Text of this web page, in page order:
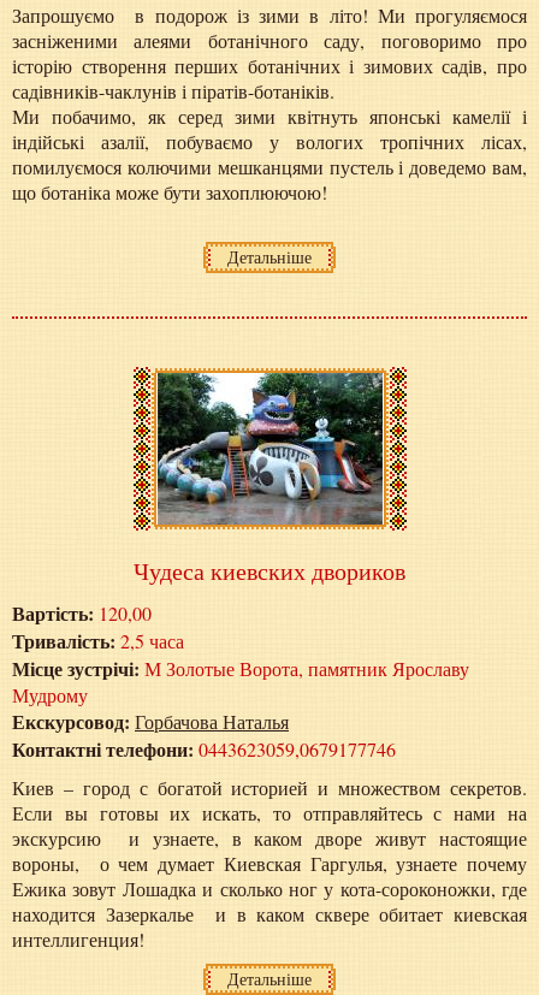
Запрошуємо в подорож із зими в літо! Ми прогуляємося
засніженими алеями ботанічного саду, поговоримо про
історію створення перших ботанічних і зимових садів, про
садівників-чаклунів і піратів-ботаніків.
Ми побачимо, як серед зими квітнуть японські камелії і
індійські азалії, побуваємо у вологих тропічних лісах,
помилуємося колючими мешканцями пустель і доведемо вам,
що ботаніка може бути захоплюючою!
Детальніше
Чудеса киевских двориков
Вартість: 120,00
Тривалість: 2,5 часа
Місце зустрічі: М Золотые Ворота, памятник Ярославу
Мудрому
Екскурсовод: Горбачова Наталья
Контактні телефони: 0443623059,0679177746
Киев – город с богатой историей и множеством секретов.
Если вы готовы их искать, то отправляйтесь с нами на
экскурсию и узнаете, в каком дворе живут настоящие
вороны, о чем думает Киевская Гаргулья, узнаете почему
Ежика зовут Лошадка и сколько ног у кота-сороконожки, где
находится Зазеркалье и в каком сквере обитает киевская
интеллигенция!
Детальніше